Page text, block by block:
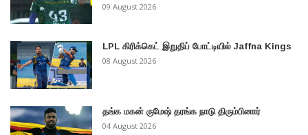
09 August 2026
LPL கிரிக்கெட் இறுதிப் போட்டியில் Jaffna Kings
08 August 2026
தங்க மகன் ருமேஷ் தரங்க நாடு திரும்பினார்
04 August 2026